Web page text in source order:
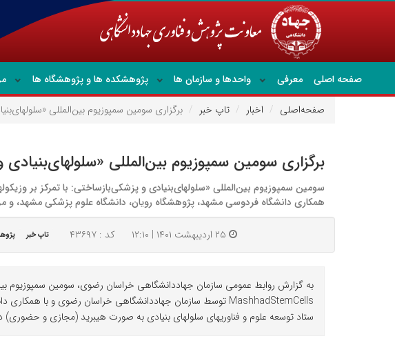
صفحه اصلی معرفی واحدها و سازمان ها پژوهشکده ها و پژوهشگاه ها
صفحه‌اصلی
اخبار تاپ خبر برگزاری سومین سمپوزیوم بین‌المللی
برگزاری سومین سمپوزیوم بین‌المللی
همکاری دانشگاه فردوسی مشهد، پژوهشگاه رویان، دانشگاه علوم پزشکی مشهد، و
۲۵ اردیبهشت ۱۴۰۱ | ۱۲:۱۰ کد : ۴۳۶۹۷ تاپ خبر
به گزارش روابط عمومی سازمان جهاددانشگاهی خراسان رضوی، سومین سمپوزیوم
ستاد توسعه علوم و فناوری‏های سلول‏های بنیادی به صورت هیبرید (مجازی و حضوری) در تاریخ ۱۱ و ۱۲ خرداد ماه ۱۴۰۱ در شهر مشهد مقدس